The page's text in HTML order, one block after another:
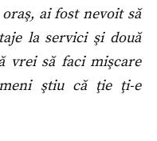
ai fost nevoit să
la servici şi două
vrei să faci mişcare
ştiu că ţie ţi-e